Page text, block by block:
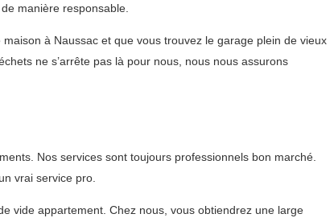
manière responsable.
à Naussac et que vous trouvez le garage plein de vieux
ne s’arrête pas là pour nous, nous nous assurons
Nos services sont toujours professionnels bon marché.
vrai service pro.
vide appartement. Chez nous, vous obtiendrez une large